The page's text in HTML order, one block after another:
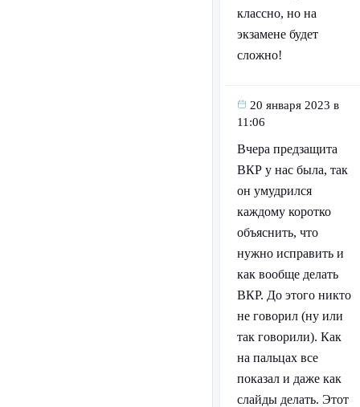
классно, но на
экзамене будет
сложно!
20 января 2023 в
11:06
Вчера предзащита
ВКР у нас была, так
он умудрился
каждому коротко
объяснить, что
нужно исправить и
как вообще делать
ВКР. До этого никто
не говорил (ну или
так говорили). Как
на пальцах все
показал и даже как
слайды делать. Этот